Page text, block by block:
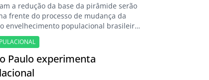
a redução da base da pirâmide serão
frente do processo de mudança da
envelhecimento populacional brasileiro
para os segmentos de maior renda e,
as camadas sociais de menor renda.
Paulo experimenta